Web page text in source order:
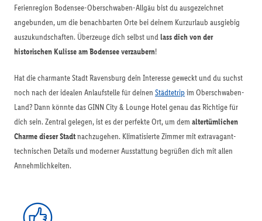
Ferienregion Bodensee-Oberschwaben-Allgäu bist du ausgezeichnet
angebunden, um die benachbarten Orte bei deinem Kurzurlaub ausgiebig
auszukundschaften. Überzeuge dich selbst undlass dich von der
historischen Kulisse am Bodensee verzaubern!
Hat die charmante Stadt Ravensburg dein Interesse geweckt und du suchst
noch nach der idealen Anlaufstelle für deinen Städtetripim Oberschwaben-
Land? Dann könnte das GINN City & Lounge Hotel genau das Richtige für
dich sein. Zentral gelegen, ist es der perfekte Ort, um dem altertümlichen
Charme dieser Stadtnachzugehen. Klimatisierte Zimmer mit extravagant-
technischen Details und moderner Ausstattung begrüßen dich mit allen
Annehmlichkeiten.